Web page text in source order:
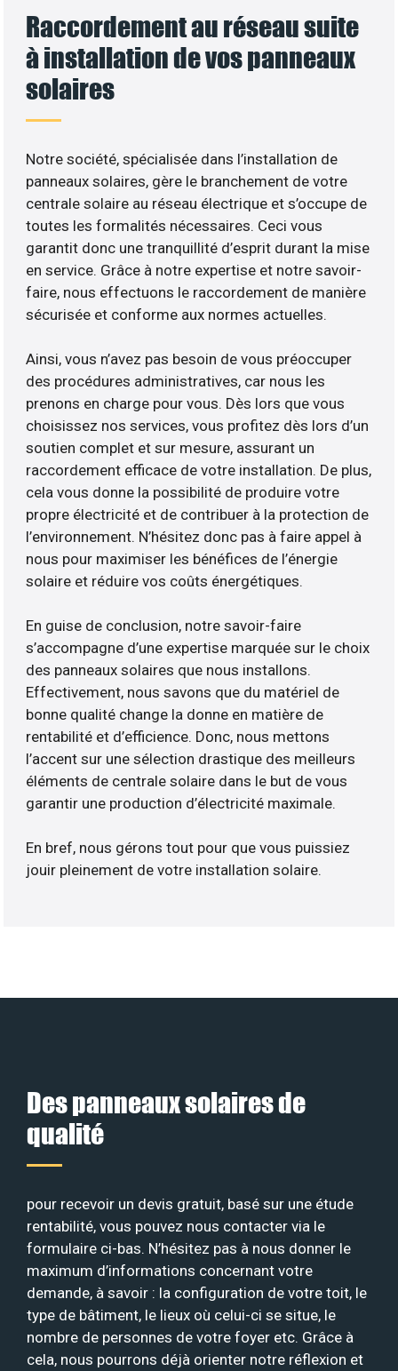
Raccordement au réseau suite
à installation de vos panneaux
solaires
Notre société, spécialisée dans l’installation de
panneaux solaires, gère le branchement de votre
centrale solaire au réseau électrique et s’occupe de
toutes les formalités nécessaires. Ceci vous
garantit donc une tranquillité d’esprit durant la mise
en service. Grâce à notre expertise et notre savoir-
faire, nous effectuons le raccordement de manière
sécurisée et conforme aux normes actuelles.
Ainsi, vous n’avez pas besoin de vous préoccuper
des procédures administratives, car nous les
prenons en charge pour vous. Dès lors que vous
choisissez nos services, vous profitez dès lors d’un
soutien complet et sur mesure, assurant un
raccordement efficace de votre installation. De plus,
cela vous donne la possibilité de produire votre
propre électricité et de contribuer à la protection de
l’environnement. N’hésitez donc pas à faire appel à
nous pour maximiser les bénéfices de l’énergie
solaire et réduire vos coûts énergétiques.
En guise de conclusion, notre savoir-faire
s’accompagne d’une expertise marquée sur le choix
des panneaux solaires que nous installons.
Effectivement, nous savons que du matériel de
bonne qualité change la donne en matière de
rentabilité et d’efficience. Donc, nous mettons
l’accent sur une sélection drastique des meilleurs
éléments de centrale solaire dans le but de vous
garantir une production d’électricité maximale.
En bref, nous gérons tout pour que vous puissiez
jouir pleinement de votre installation solaire.
Des panneaux solaires de
qualité
pour recevoir un devis gratuit, basé sur une étude
rentabilité, vous pouvez nous contacter via le
formulaire ci-bas. N’hésitez pas à nous donner le
maximum d’informations concernant votre
demande, à savoir : la configuration de votre toit, le
type de bâtiment, le lieux où celui-ci se situe, le
nombre de personnes de votre foyer etc. Grâce à
cela, nous pourrons déjà orienter notre réflexion et